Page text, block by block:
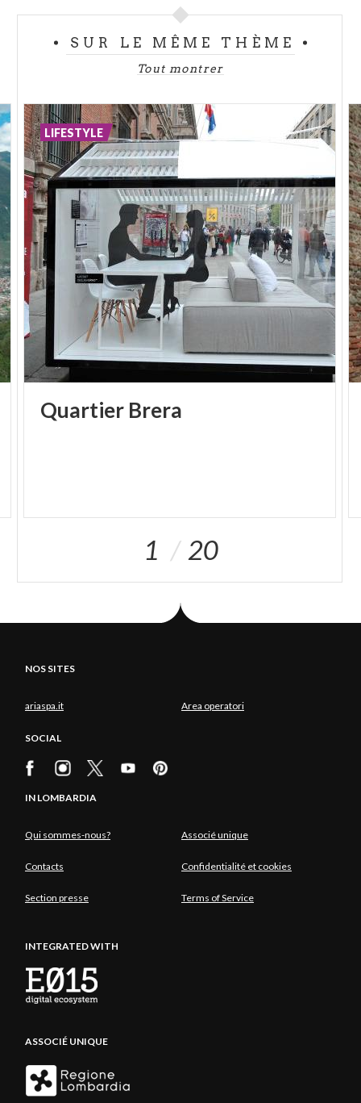
SUR LE MÊME THÈME
Tout montrer
Quartier Brera
LIFESTYLE
1 20
NOS SITES
ariaspa.it Area operatori
SOCIAL
IN LOMBARDIA
Qui sommes-nous? Associé unique
Contacts Confidentialité et cookies
Section presse Terms of Service
INTEGRATED WITH
ASSOCIÉ UNIQUE